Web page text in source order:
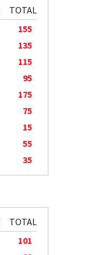
TOTAL
155
135
115
95
175
75
15
55
35
TOTAL
101